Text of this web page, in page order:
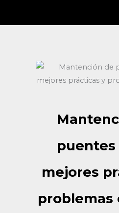
puentes
mejores
problemas